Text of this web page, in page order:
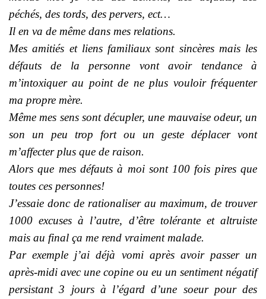
péchés, des tords, des pervers, ect…
Il en va de même dans mes relations.
Mes amitiés et liens familiaux sont sincères mais les
défauts de la personne vont avoir tendance à
m’intoxiquer au point de ne plus vouloir fréquenter
ma propre mère.
Même mes sens sont décupler, une mauvaise odeur, un
son un peu trop fort ou un geste déplacer vont
m’affecter plus que de raison.
Alors que mes défauts à moi sont 100 fois pires que
toutes ces personnes!
J’essaie donc de rationaliser au maximum, de trouver
1000 excuses à l’autre, d’être tolérante et altruiste
mais au final ça me rend vraiment malade.
Par exemple j’ai déjà vomi après avoir passer un
après-midi avec une copine ou eu un sentiment négatif
persistant 3 jours à l’égard d’une soeur pour des